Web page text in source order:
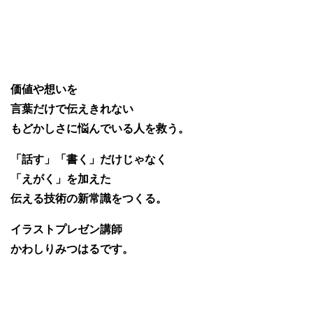
価値や想いを
言葉だけで伝えきれない
もどかしさに悩んでいる人を救う。
「話す」「書く」だけじゃなく
「えがく」を加えた
伝える技術の新常識をつくる。
イラストプレゼン講師
かわしりみつはるです。